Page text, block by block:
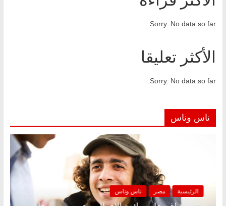
Sorry. No data so far.
الأكثر تعليقا
Sorry. No data so far.
ناس وناس
الرئيسية مصر ناس وناس